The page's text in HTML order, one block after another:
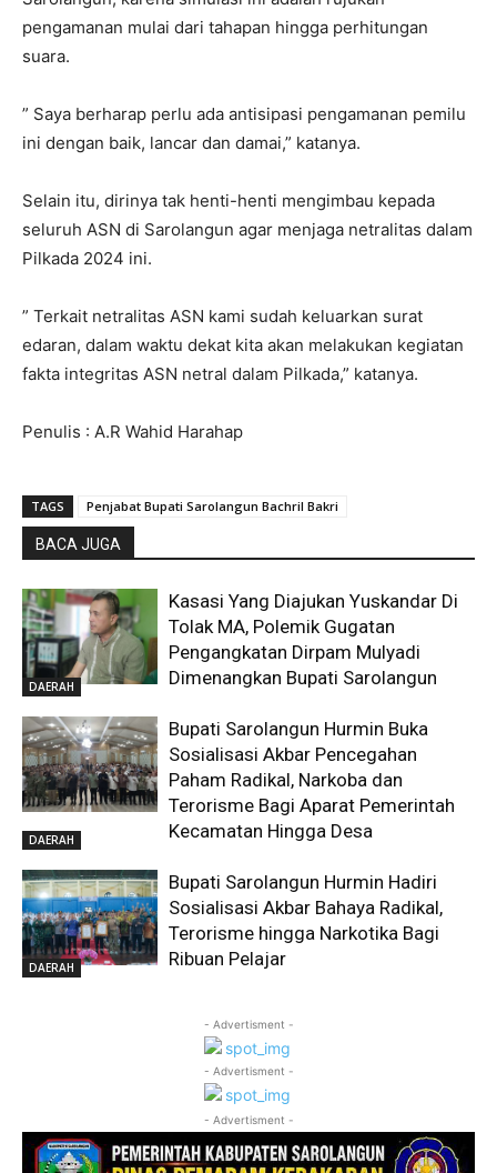
pengamanan mulai dari tahapan hingga perhitungan
suara.
” Saya berharap perlu ada antisipasi pengamanan pemilu
ini dengan baik, lancar dan damai,” katanya.
Selain itu, dirinya tak henti-henti mengimbau kepada
seluruh ASN di Sarolangun agar menjaga netralitas dalam
Pilkada 2024 ini.
” Terkait netralitas ASN kami sudah keluarkan surat
edaran, dalam waktu dekat kita akan melakukan kegiatan
fakta integritas ASN netral dalam Pilkada,” katanya.
Penulis : A.R Wahid Harahap
TAGS Penjabat Bupati Sarolangun Bachril Bakri
BACA JUGA
DAERAH
Kasasi Yang Diajukan Yuskandar Di
Tolak MA, Polemik Gugatan
Pengangkatan Dirpam Mulyadi
Dimenangkan Bupati Sarolangun
DAERAH
Bupati Sarolangun Hurmin Buka
Sosialisasi Akbar Pencegahan
Paham Radikal, Narkoba dan
Terorisme Bagi Aparat Pemerintah
Kecamatan Hingga Desa
DAERAH
Bupati Sarolangun Hurmin Hadiri
Sosialisasi Akbar Bahaya Radikal,
Terorisme hingga Narkotika Bagi
Ribuan Pelajar
- Advertisment -
- Advertisment -
- Advertisment -